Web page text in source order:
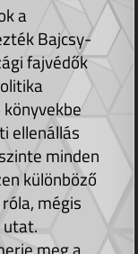
a
Bajcsy-
fajvédők
ellenállás
minden
különböző
mégis
meg a